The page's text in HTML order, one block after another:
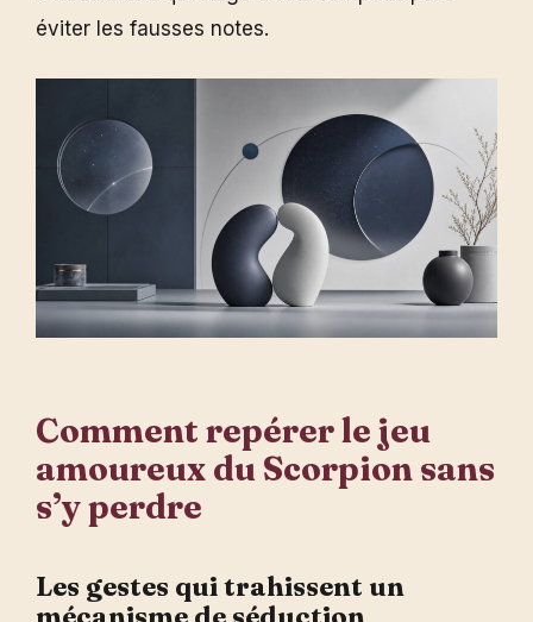
éviter les fausses notes.
Comment repérer le jeu
amoureux du Scorpion sans
s’y perdre
Les gestes qui trahissent un